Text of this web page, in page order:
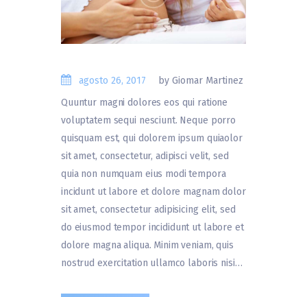
agosto 26, 2017
by Giomar Martinez
Quuntur magni dolores eos qui ratione
voluptatem sequi nesciunt. Neque porro
quisquam est, qui dolorem ipsum quiaolor
sit amet, consectetur, adipisci velit, sed
quia non numquam eius modi tempora
incidunt ut labore et dolore magnam dolor
sit amet, consectetur adipisicing elit, sed
do eiusmod tempor incididunt ut labore et
dolore magna aliqua. Minim veniam, quis
nostrud exercitation ullamco laboris nisi…